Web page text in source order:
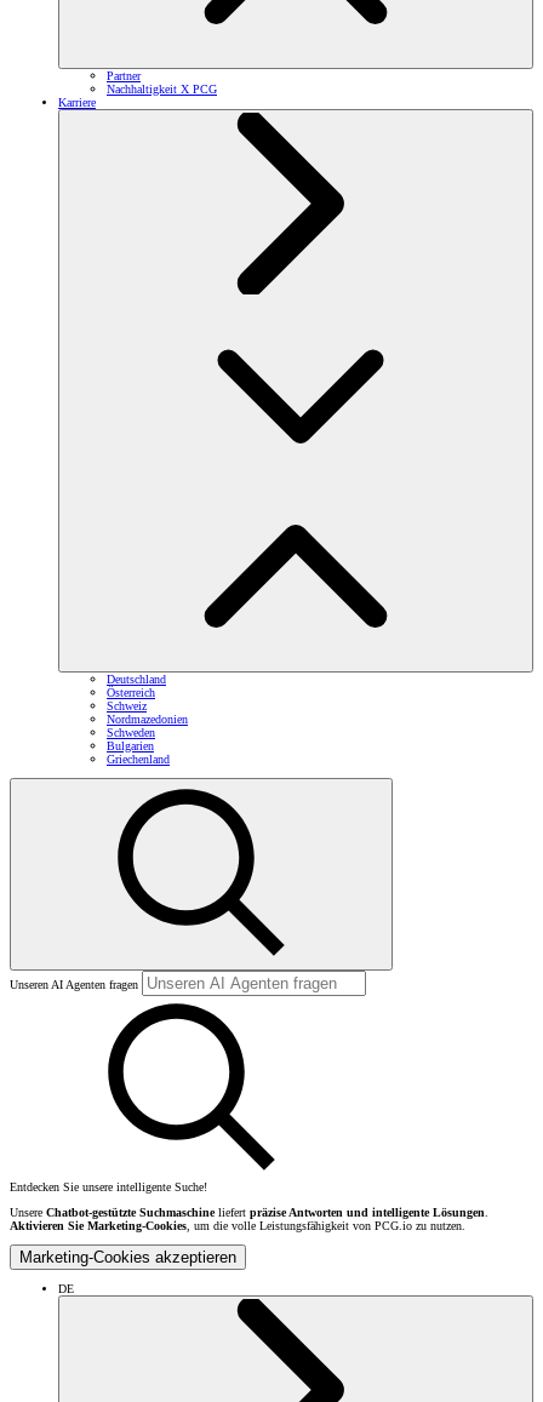
Partner
Nachhaltigkeit X PCG
Karriere
Deutschland
Österreich
Schweiz
Nordmazedonien
Schweden
Bulgarien
Griechenland
Unseren AI Agenten fragen
Entdecken Sie unsere intelligente Suche!
Unsere Chatbot-gestützte Suchmaschineliefert präzise Antworten und intelligente Lösungen.
Aktivieren Sie Marketing-Cookies, um die volle Leistungsfähigkeit von PCG.io zu nutzen.
Marketing-Cookies akzeptieren
DE